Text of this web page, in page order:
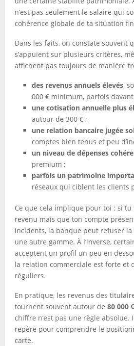
n’est pas seulement le salaire qui
cohérence globale de ta situation
Dans les faits, on constate souvent
s’appuient sur plusieurs critères,
affichent pas toujours de manière
des revenus annuels élevés,
000 € minimum, parfois
une cotisation annuelle plus
autour de 300 € ;
une relation bancaire jugée
comptes bien tenus et peu
un niveau de dépenses
premium ;
parfois un patrimoine
réseaux qui ciblent les clients
Ce que cela implique pour toi : si
revenu mais que ton compte
incidents, la banque peut refuser
une autre gamme. À l’inverse,
acceptent un profil un peu en
la relation commerciale est forte et
réguliers.
En pratique, les revenus des
tournent souvent autour de 80 000
chiffre n’est pas une règle absolue.
repère pour comprendre le
carte.